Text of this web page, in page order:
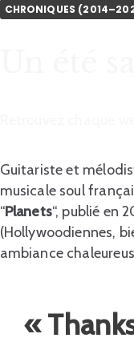
CHRONIQUES
Guitariste et
musicale soul
“Planets“, publié en
(Hollywoodiennes,
ambiance
«